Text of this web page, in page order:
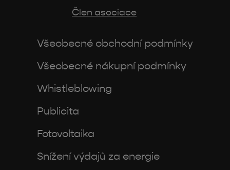
Člen asociace
Všeobecné obchodní podmínky
Všeobecné nákupní podmínky
Whistleblowing
Publicita
Fotovoltaika
Snížení výdajů za energie